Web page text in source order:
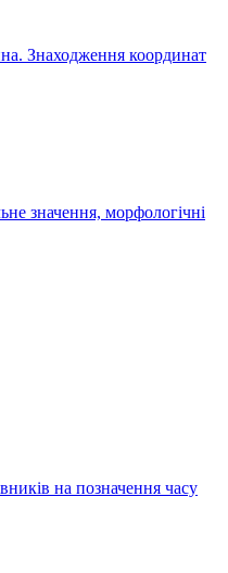
Знаходження координат
значення, морфологічні
на позначення часу